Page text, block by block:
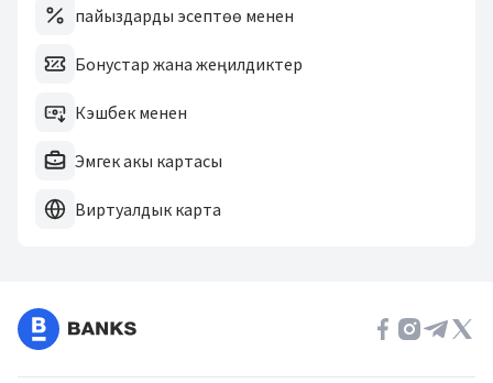
пайыздарды эсептөө менен
Бонустар жана жеңилдиктер
Кэшбек менен
Эмгек акы картасы
Виртуалдык карта